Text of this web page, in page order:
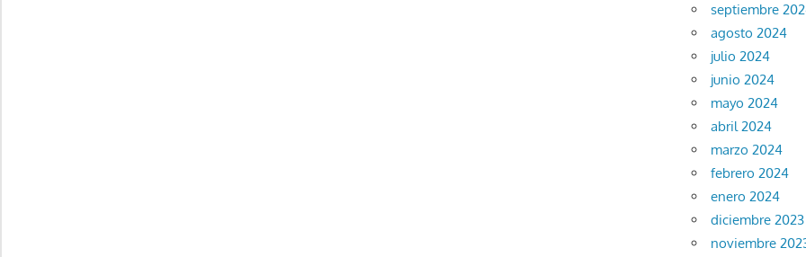
septiembre
agosto 2024
julio 2024
junio 2024
mayo 2024
abril 2024
marzo 2024
febrero 2024
enero 2024
diciembre 2023
noviembre